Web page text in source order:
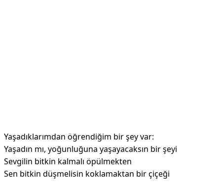
Yaşadıklarımdan öğrendiğim bir şey var:
Yaşadın mı, yoğunluğuna yaşayacaksın bir şeyi
Sevgilin bitkin kalmalı öpülmekten
Sen bitkin düşmelisin koklamaktan bir çiçeği